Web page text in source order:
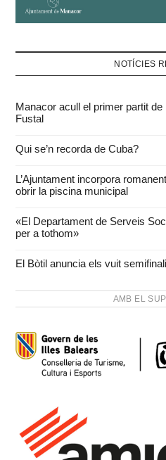
NOTÍCIES
Manacor acull el primer partit
Fustal
Qui se’n recorda de Cuba?
L’Ajuntament incorpora
obrir la piscina municipal
«El Departament de Serveis
per a tothom»
El Bòtil anuncia els vuit
AMB EL